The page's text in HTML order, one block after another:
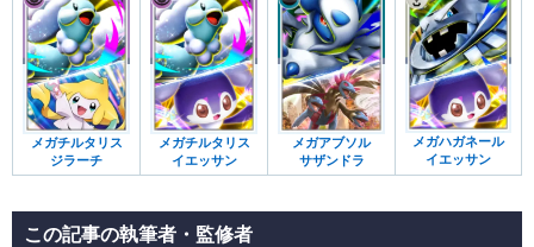
メガチルタリス
ジラーチ
メガチルタリス
イエッサン
メガアブソル
サザンドラ
メガハガネール
イエッサン
この記事の執筆者・監修者